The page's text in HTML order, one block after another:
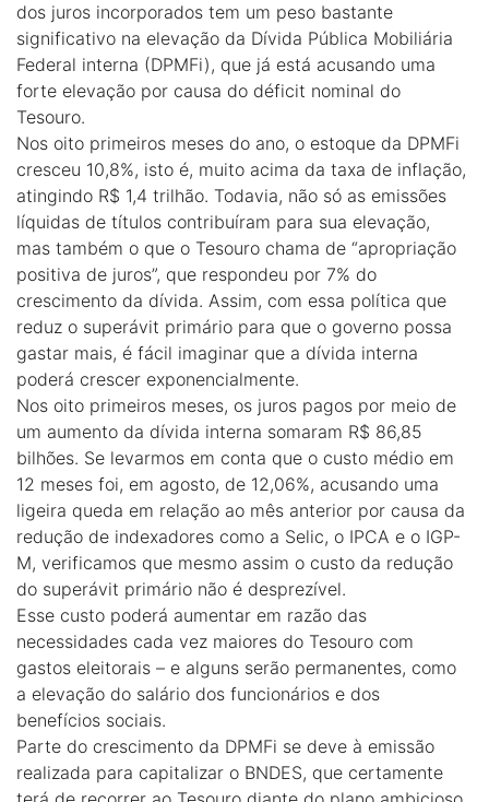
dos juros incorporados tem um peso bastante
significativo na elevação da Dívida Pública Mobiliária
Federal interna (DPMFi), que já está acusando uma
forte elevação por causa do déficit nominal do
Tesouro.
Nos oito primeiros meses do ano, o estoque da DPMFi
cresceu 10,8%, isto é, muito acima da taxa de inflação,
atingindo R$ 1,4 trilhão. Todavia, não só as emissões
líquidas de títulos contribuíram para sua elevação,
mas também o que o Tesouro chama de “apropriação
positiva de juros”, que respondeu por 7% do
crescimento da dívida. Assim, com essa política que
reduz o superávit primário para que o governo possa
gastar mais, é fácil imaginar que a dívida interna
poderá crescer exponencialmente.
Nos oito primeiros meses, os juros pagos por meio de
um aumento da dívida interna somaram R$ 86,85
bilhões. Se levarmos em conta que o custo médio em
12 meses foi, em agosto, de 12,06%, acusando uma
ligeira queda em relação ao mês anterior por causa da
redução de indexadores como a Selic, o IPCA e o IGP-
M, verificamos que mesmo assim o custo da redução
do superávit primário não é desprezível.
Esse custo poderá aumentar em razão das
necessidades cada vez maiores do Tesouro com
gastos eleitorais – e alguns serão permanentes, como
a elevação do salário dos funcionários e dos
benefícios sociais.
Parte do crescimento da DPMFi se deve à emissão
realizada para capitalizar o BNDES, que certamente